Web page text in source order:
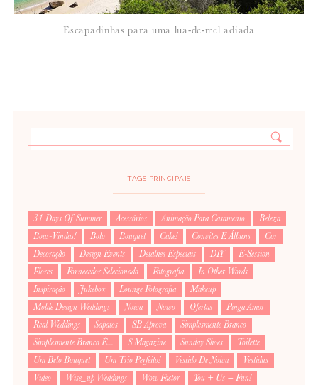
Escapadinhas para uma lua-de-mel adiada
TAGS PRINCIPAIS
31 Days Of Summer Acessórios Animação Para Casamento
Beleza
Boas-Vindas!
Bolo Bouquet Cake! Convites E Álbuns
Cor
Decoração
Design Events Detalhes Especiais DIY
E-Session
Flores
Fornecedor Selecionado Fotografia
In Other Words
Inspiração
Jukebox Lounge Fotografia
Makeup
Molde Design Weddings
Noiva Noivo Ofertas
Pinga Amor
Real Weddings
Sapatos SB Aprova
Simplesmente Branco
Simplesmente Branco É...
S Magazine Sunday Shoes
Toilette
Um Belo Bouquet
Um Trio Perfeito! Vestido De Noiva
Vestidus
Video
Wise_up Weddings Wow Factor
You + Us = Fun!